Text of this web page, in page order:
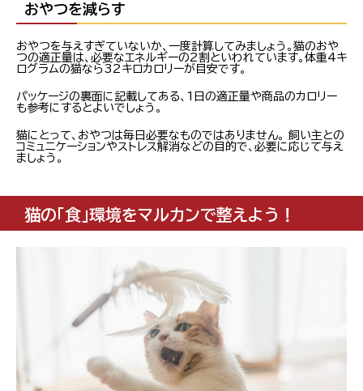
おやつを減らす
おやつを与えすぎていないか、一度計算してみましょう。猫のおや
つの適正量は、必要なエネルギーの2割といわれています。体重4キ
ログラムの猫なら32キロカロリーが目安です。
パッケージの裏面に記載してある、1日の適正量や商品のカロリー
も参考にするとよいでしょう。
猫にとって、おやつは毎日必要なものではありません。 飼い主との
コミュニケーションやストレス解消などの目的で、必要に応じて与え
ましょう。
猫の「食」環境をマルカンで整えよう！